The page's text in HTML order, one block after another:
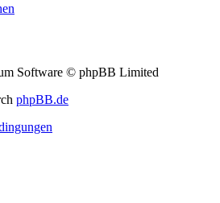
Software © phpBB Limited
phpBB.de